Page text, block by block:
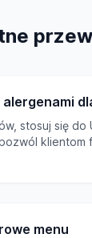
alergenami
stosuj się do
klientom
menu